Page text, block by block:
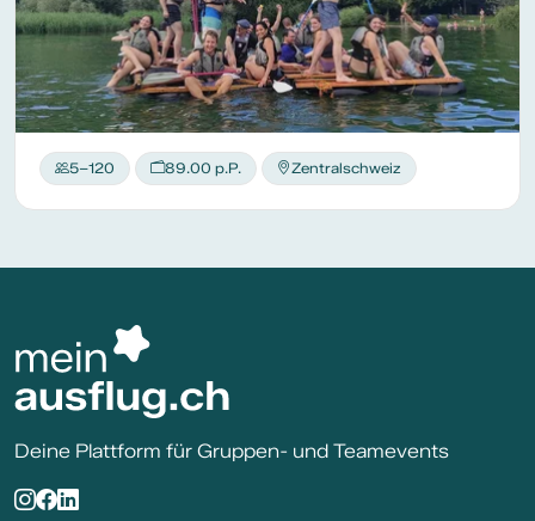
5–120 89.00 p.P. Zentralschweiz
Deine Plattform für Gruppen- und Teamevents